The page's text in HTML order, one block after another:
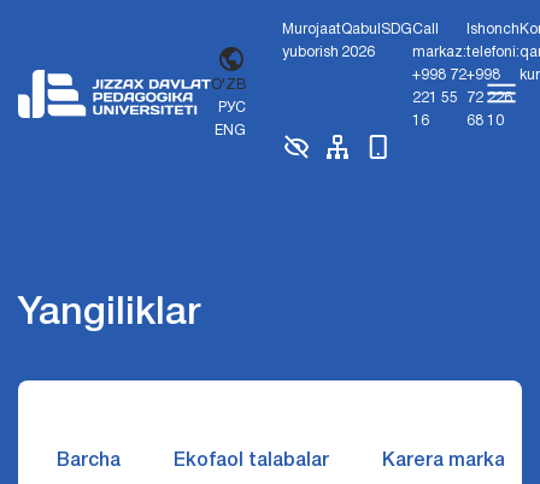
O'ZB
РУС
ENG
Murojaat
yuborish
Qabul
2026
SDGCall
markaz:
+998 72
221 55
16
Ishonch
telefoni:
+998
72 226
68 10
Yangiliklar
Barcha Ekofaol talabalar Karera markazi